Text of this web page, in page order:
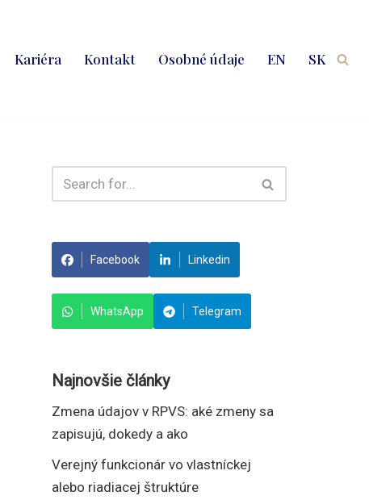
Kariéra Kontakt Osobné údaje EN SK
Facebook Linkedin
WhatsApp Telegram
Najnovšie články
Zmena údajov v RPVS: aké zmeny sa
zapisujú, dokedy a ako
Verejný funkcionár vo vlastníckej
alebo riadiacej štruktúre